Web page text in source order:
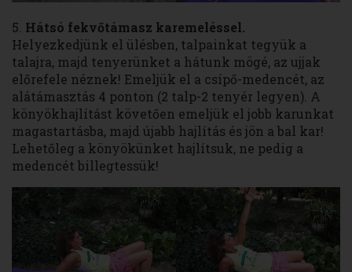
5. Hátsó fekvőtámasz karemeléssel.
Helyezkedjünk el ülésben, talpainkat tegyük a
talajra, majd tenyerünket a hátunk mögé, az ujjak
előrefele néznek! Emeljük el a csípő-medencét, az
alátámasztás 4 ponton (2 talp-2 tenyér legyen). A
könyökhajlítást követően emeljük el jobb karunkat
magastartásba, majd újabb hajlítás és jön a bal kar!
Lehetőleg a könyökünket hajlítsuk, ne pedig a
medencét billegtessük!